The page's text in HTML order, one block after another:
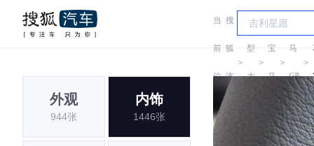
当
前
位
置:
搜
狐
汽
＞
车
型
大
＞
宝
马
＞
马
(进
口)
＞
外观
944张
内饰
1446张